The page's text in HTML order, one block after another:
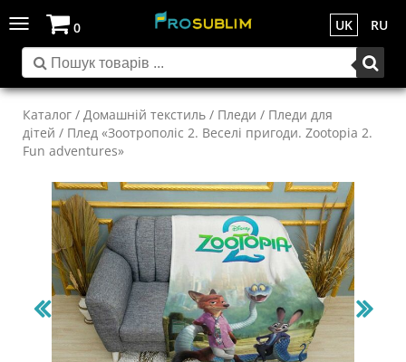
Toggle
navigation
UK RU
0
Каталог / Домашній текстиль / Пледи / Пледи для
дітей / Плед «Зоотрополіс 2. Веселі пригоди. Zootopia 2.
Fun adventures»